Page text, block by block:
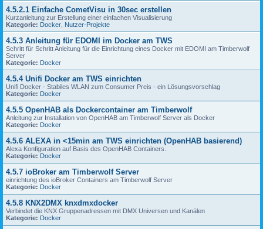
4.5.2.1 Einfache CometVisu in 30sec erstellen
Kurzanleitung zur Erstellung einer einfachen Visualisierung
Kategorie: Docker Nutzer-Projekte
4.5.3 Anleitung für EDOMI im Docker am TWS
Schritt für Schritt Anleitung für die Einrichtung eines Docker mit EDOMI am Timberwolf
Server
Kategorie: Docker
4.5.4 Unifi Docker am TWS einrichten
Unifi Docker - Stabiles WLAN zum Consumer Preis - ein Lösungsvorschlag
Kategorie: Docker
4.5.5 OpenHAB als Dockercontainer am Timberwolf
Anleitung zur Installation von OpenHAB am Timberwolf Server als Docker
Kategorie: Docker
4.5.6 ALEXA in <15min am TWS einrichten (OpenHAB basierend)
Alexa Konfiguration auf Basis des OpenHAB Containers.
Kategorie: Docker
4.5.7 ioBroker am Timberwolf Server
einrichtung des ioBroker Containers am Timberwolf Server
Kategorie: Docker
4.5.8 KNX2DMX knxdmxdocker
Verbindet die KNX Gruppenadressen mit DMX Universen und Kanälen
Kategorie: Docker